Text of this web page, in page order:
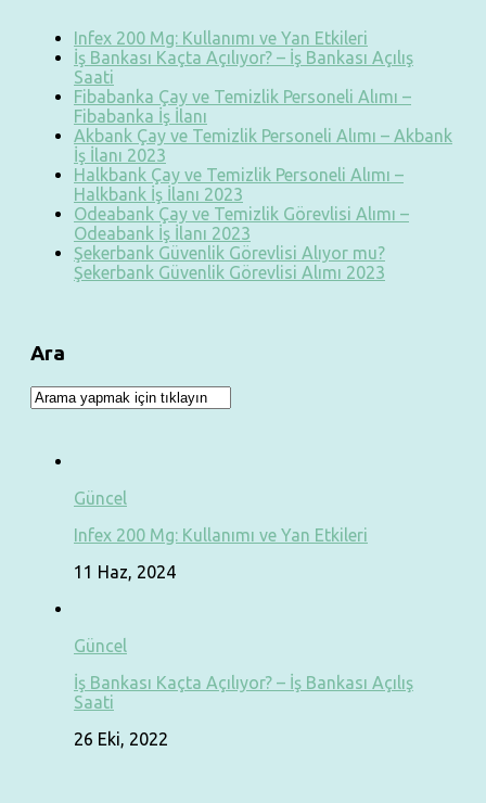
Infex 200 Mg: Kullanımı ve Yan Etkileri
İş Bankası Kaçta Açılıyor? – İş Bankası Açılış
Saati
Fibabanka Çay ve Temizlik Personeli Alımı –
Fibabanka İş İlanı
Akbank Çay ve Temizlik Personeli Alımı – Akbank
İş İlanı 2023
Halkbank Çay ve Temizlik Personeli Alımı –
Halkbank İş İlanı 2023
Odeabank Çay ve Temizlik Görevlisi Alımı –
Odeabank İş İlanı 2023
Şekerbank Güvenlik Görevlisi Alıyor mu?
Şekerbank Güvenlik Görevlisi Alımı 2023
Ara
Güncel
Infex 200 Mg: Kullanımı ve Yan Etkileri
11 Haz, 2024
Güncel
İş Bankası Kaçta Açılıyor? – İş Bankası Açılış
Saati
26 Eki, 2022